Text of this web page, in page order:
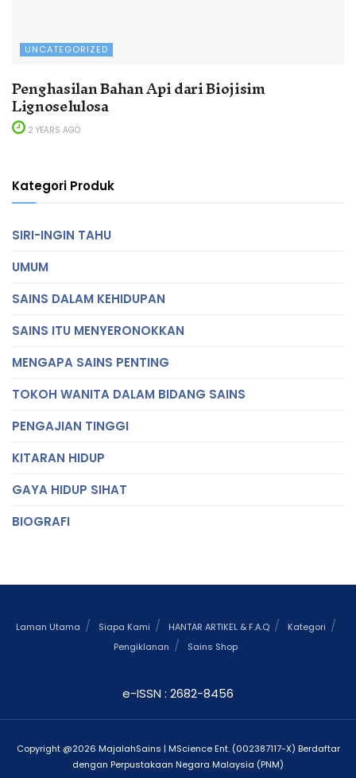
UNCATEGORIZED
Penghasilan Bahan Api dari Biojisim
Lignoselulosa
2 YEARS AGO
Kategori Produk
SIRI-INGIN TAHU
UMUM
SAINS DALAM KEHIDUPAN
SAINS ITU MENYERONOKKAN
MENGAPA SAINS PENTING
TOKOH WANITA DALAM BIDANG SAINS
PENGAJIAN TINGGI
KITARAN HIDUP
GAYA HIDUP SIHAT
BIOGRAFI
Laman Utama Siapa Kami HANTAR ARTIKEL & F.A.Q
Kategori
Pengiklanan
Sains Shop
e-ISSN : 2682-8456
Copyright @2026 MajalahSains | MScience Ent. (002387117-X) Berdaftar
dengan Perpustakaan Negara Malaysia (PNM)